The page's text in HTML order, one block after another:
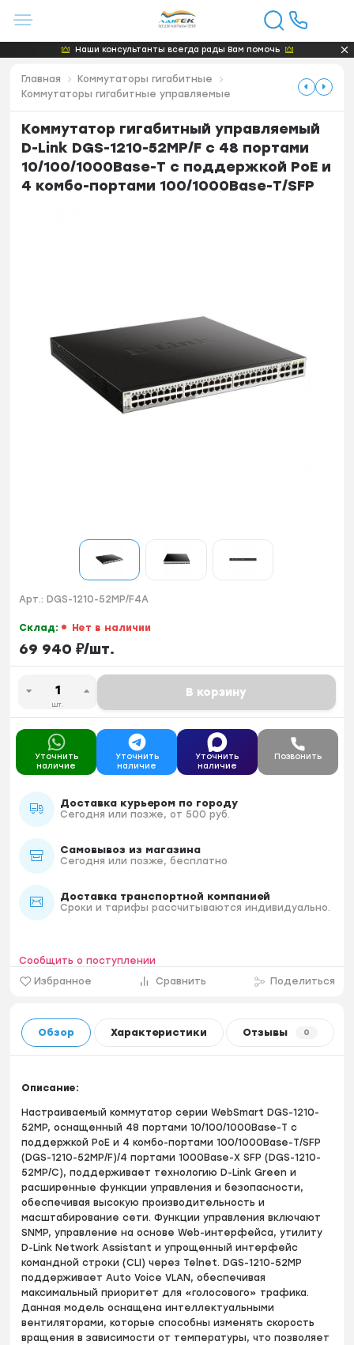
Наши консультанты всегда рады Вам помочь
Главная
Коммутаторы гигабитные
Коммутаторы гигабитные управляемые
Коммутатор гигабитный управляемый
D-Link DGS-1210-52MP/F с 48 портами
10/100/1000Base-T с поддержкой РоЕ и
4 комбо-портами 100/1000Base-T/SFP
Арт.: DGS-1210-52MP/F4A
Склад: Нет в наличии
69 940 ₽/шт.
шт.
В корзину
Уточнить
наличие
Уточнить
наличие
Уточнить
наличие
Позвонить
Доставка курьером по городу
Сегодня или позже, от 500 руб.
Самовывоз из магазина
Сегодня или позже, бесплатно
Доставка транспортной компанией
Сроки и тарифы рассчитываются индивидуально.
Избранное Сравнить Поделиться
Сообщить о поступлении
Обзор Характеристики Отзывы 0
Описание:
Настраиваемый коммутатор серии WebSmart DGS-1210-
52MP, оснащенный 48 портами 10/100/1000Base-T с
поддержкой PoE и 4 комбо-портами 100/1000Base-T/SFP
(DGS-1210-52MP/F)/4 портами 1000Base-X SFP (DGS-1210-
52MP/C), поддерживает технологию D-Link Green и
расширенные функции управления и безопасности,
обеспечивая высокую производительность и
масштабирование сети. Функции управления включают
SNMP, управление на основе Web-интерфейса, утилиту
D-Link Network Assistant и упрощенный интерфейс
командной строки (CLI) через Telnet. DGS-1210-52MP
поддерживает Auto Voice VLAN, обеспечивая
максимальный приоритет для «голосового» трафика.
Данная модель оснащена интеллектуальными
вентиляторами, которые способны изменять скорость
вращения в зависимости от температуры, что позволяет